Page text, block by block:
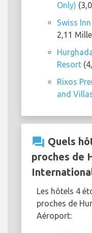
Only)
Swiss
2,11
Resort
Rixos
and
question_answer Quels
proches de
Les hôtels 4
proches de
Aéroport: